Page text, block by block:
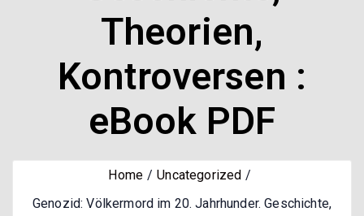
Theorien,
Kontroversen :
eBook PDF
Home
Uncategorized
Genozid: Völkermord im 20. Jahrhunder. Geschichte,